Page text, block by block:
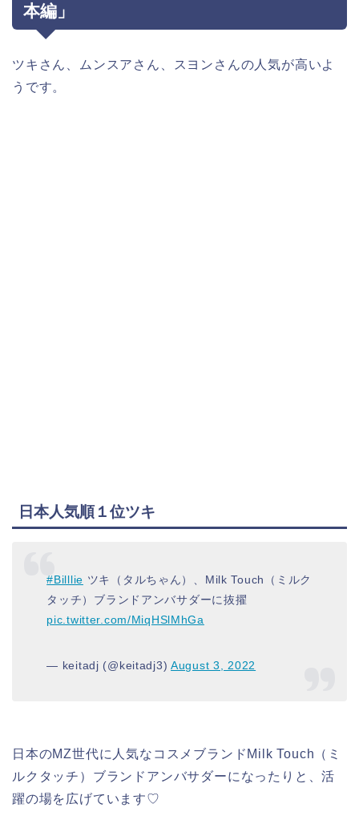
本編」
ツキさん、ムンスアさん、スヨンさんの人気が高いよ
うです。
日本人気順１位ツキ
#Billlie ツキ（タルちゃん）、Milk Touch（ミルク
タッチ）ブランドアンバサダーに抜擢
pic.twitter.com/MiqHSlMhGa
— keitadj (@keitadj3)August 3, 2022
日本のMZ世代に人気なコスメブランドMilk Touch（ミ
ルクタッチ）ブランドアンバサダーになったりと、活
躍の場を広げています♡